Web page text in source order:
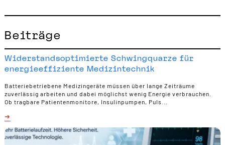
Beiträge
Widerstandsoptimierte Schwingquarze für
energieeffiziente Medizintechnik
Batteriebetriebene Medizingeräte müssen über lange Zeiträume
zuverlässig arbeiten und dabei möglichst wenig Energie verbrauchen.
Ob tragbare Patientenmonitore, Insulinpumpen, Puls...